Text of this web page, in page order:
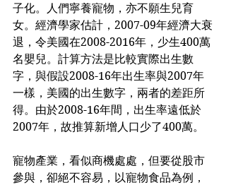
子化。人們寧養寵物，亦不願生兒育
女。經濟學家估計，2007-09年經濟大衰
退，令美國在2008-2016年，少生400萬
名嬰兒。計算方法是比較實際出生數
字，與假設2008-16年出生率與2007年
一樣，美國的出生數字，兩者的差距所
得。由於2008-16年間，出生率遠低於
2007年，故推算新增人口少了400萬。
寵物產業，看似商機處處，但要從股市
參與，卻絕不容易，以寵物食品為例，